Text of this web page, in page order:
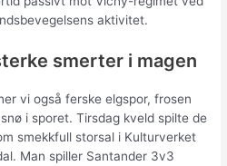
aktivitet.
smerter i magen
vi også ferske elgspor, frosen
i sporet. Tirsdag kveld spilte de
smekkfull storsal i Kulturverket
Man spiller Santander 3v3